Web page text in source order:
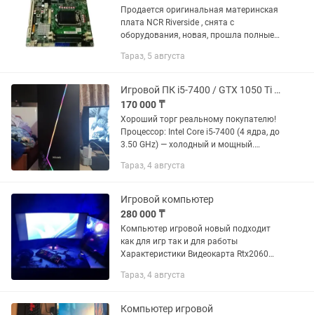
Продается оригинальная материнская
плата NCR Riverside , снята с
оборудования, новая, прошла полные
рабочая. Состояние: новая,
Тараз, 5 августа
Игровой ПК i5-7400 / GTX 1050 Ti / 2 SSD / Брендовая сборка
170 000 ₸
Хороший торг реальному покупателю!
Процессор: Intel Core i5-7400 (4 ядра, до
3.50 GHz) — холодный и мощный.
Ti (4GB GDDR5) — тянет всё: CS2, Dota 2,
Тараз, 4 августа
Игровой компьютер
280 000 ₸
Компьютер игровой новый подходит
как для игр так и для работы
Характеристики Видеокарта Rtx2060
Оперативка 16gb ozy Ssd 512gb
Тараз, 4 августа
Компьютер игровой